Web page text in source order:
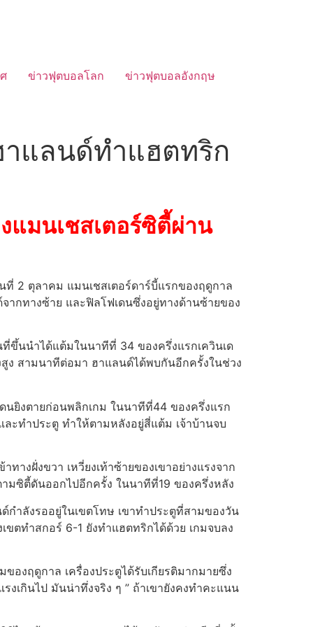
ข่าวฟุตบอลโลก ข่าวฟุตบอลอังกฤษ
าแลนด์ทำแฮตทริก
แมนเชสเตอร์ซิตี้ผ่าน
2 ตุลาคม แมนเชสเตอร์ดาร์บี้แรกของฤดูกาล
กทางซ้าย และฟิลโฟเดนซึ่งอยู่ทางด้านซ้ายของ
ที่ขึ้นนำได้แต้มในนาทีที่ 34 ของครึ่งแรกเควินเด
ง สามนาทีต่อมา ฮาแลนด์ได้พบกันอีกครั้งในช่วง
นยิงตายก่อนพลิกเกม ในนาทีที่44 ของครึ่งแรก
ะทำประตู ทำให้ตามหลังอยู่สี่แต้ม เจ้าบ้านจบ
างฝั่งขวา เหวี่ยงเท้าซ้ายของเขาอย่างแรงจาก
มซิตี้ดันออกไปอีกครั้ง ในนาทีที่19 ของครึ่งหลัง
กำลังรออยู่ในเขตโทษ เขาทำประตูที่สามของวัน
ขตทำสกอร์ 6-1 ยังทำแฮตทริกได้ด้วย เกมจบลง
งฤดูกาล เครื่องประตูได้รับเกียรติมากมายซึ่ง
งเกินไป มันน่าทึ่งจริง ๆ ” ถ้าเขายังคงทำคะแนน